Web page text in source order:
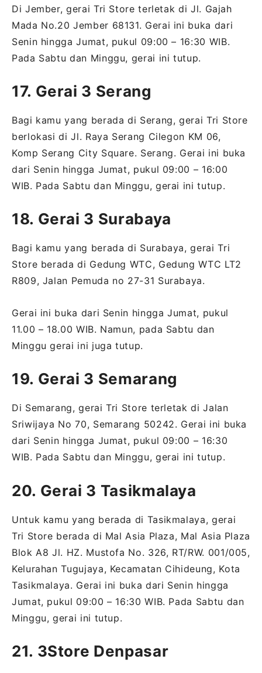
Di Jember, gerai Tri Store terletak di Jl. Gajah
Mada No.20 Jember 68131. Gerai ini buka dari
Senin hingga Jumat, pukul 09:00 – 16:30 WIB.
Pada Sabtu dan Minggu, gerai ini tutup.
17. Gerai 3 Serang
Bagi kamu yang berada di Serang, gerai Tri Store
berlokasi di Jl. Raya Serang Cilegon KM 06,
Komp Serang City Square. Serang. Gerai ini buka
dari Senin hingga Jumat, pukul 09:00 – 16:00
WIB. Pada Sabtu dan Minggu, gerai ini tutup.
18. Gerai 3 Surabaya
Bagi kamu yang berada di Surabaya, gerai Tri
Store berada di Gedung WTC, Gedung WTC LT2
R809, Jalan Pemuda no 27-31 Surabaya.
Gerai ini buka dari Senin hingga Jumat, pukul
11.00 – 18.00 WIB. Namun, pada Sabtu dan
Minggu gerai ini juga tutup.
19. Gerai 3 Semarang
Di Semarang, gerai Tri Store terletak di Jalan
Sriwijaya No 70, Semarang 50242. Gerai ini buka
dari Senin hingga Jumat, pukul 09:00 – 16:30
WIB. Pada Sabtu dan Minggu, gerai ini tutup.
20. Gerai 3 Tasikmalaya
Untuk kamu yang berada di Tasikmalaya, gerai
Tri Store berada di Mal Asia Plaza, Mal Asia Plaza
Blok A8 Jl. HZ. Mustofa No. 326, RT/RW. 001/005,
Kelurahan Tugujaya, Kecamatan Cihideung, Kota
Tasikmalaya. Gerai ini buka dari Senin hingga
Jumat, pukul 09:00 – 16:30 WIB. Pada Sabtu dan
Minggu, gerai ini tutup.
21. 3Store Denpasar